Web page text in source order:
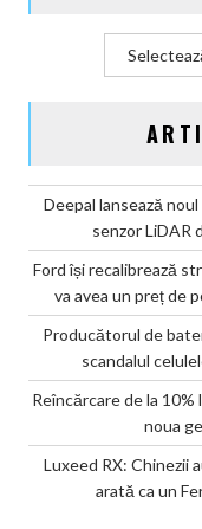
Deepal lansează
senzor LiDAR
Ford își recalibrează
va avea un preț de
Producătorul de
scandalul
Reîncărcare de la 10%
noua
Luxeed RX: Chinezii
arată ca un